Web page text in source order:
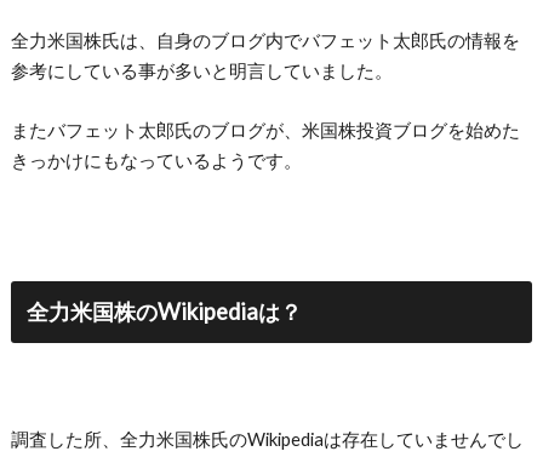
全力米国株氏は、自身のブログ内でバフェット太郎氏の情報を
参考にしている事が多いと明言していました。
またバフェット太郎氏のブログが、米国株投資ブログを始めた
きっかけにもなっているようです。
全力米国株のWikipediaは？
調査した所、全力米国株氏のWikipediaは存在していませんでし